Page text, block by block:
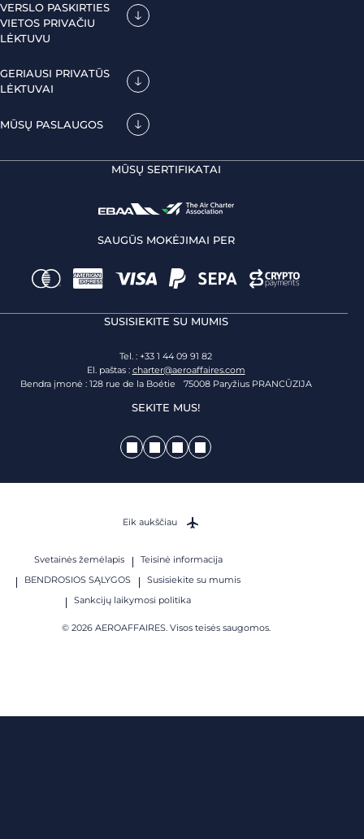
VERSLO PASKIRTIES
VIETOS PRIVAČIU
LĖKTUVU
GERIAUSI PRIVATŪS
LĖKTUVAI
MŪSŲ PASLAUGOS
MŪSŲ SERTIFIKATAI
SAUGŪS MOKĖJIMAI PER
SUSISIEKITE SU MUMIS
Tel. : +33 1 44 09 91 82
El. paštas : charter@aeroaffaires.com
Bendra įmonė : 128 rue de la Boétie 75008 Paryžius PRANCŪZIJA
SEKITE MUS!
Svetainės žemėlapis
Teisinė informacija
BENDROSIOS SĄLYGOS
Susisiekite su mumis
Sankcijų laikymosi politika
© 2026 AEROAFFAIRES. Visos teisės saugomos.
Eik aukščiau